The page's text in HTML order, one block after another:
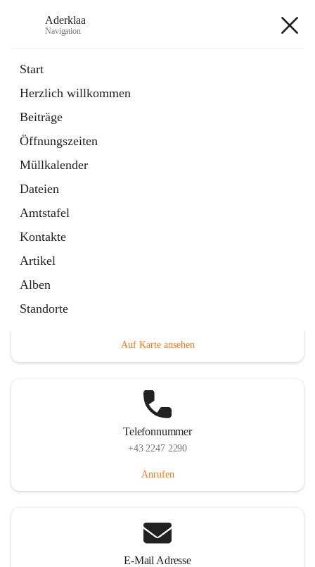
Aderklaa
Navigation
Start
Herzlich willkommen
Beiträge
Öffnungszeiten
Müllkalender
Dateien
Amtstafel
Kontakte
Artikel
Alben
Standorte
6 Schnellzugriffe
Gemeinde
3 Schnellzugriffe
Auf Karte ansehen
Telefonnummer
+43 2247 2290
Anrufen
E-Mail Adresse